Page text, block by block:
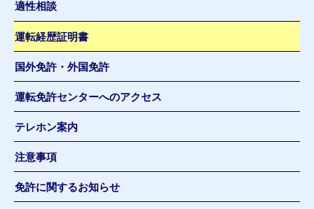
適性相談
運転経歴証明書
国外免許・外国免許
運転免許センターへのアクセス
テレホン案内
注意事項
免許に関するお知らせ